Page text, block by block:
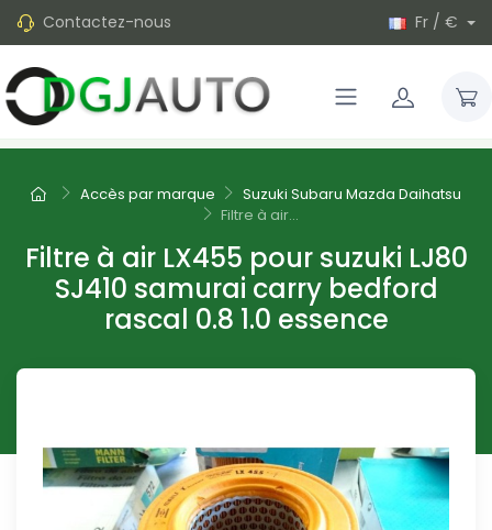
Contactez-nous Fr / €
Accès par marque
Suzuki Subaru Mazda Daihatsu
Filtre à air...
Filtre à air LX455 pour suzuki LJ80
SJ410 samurai carry bedford
rascal 0.8 1.0 essence